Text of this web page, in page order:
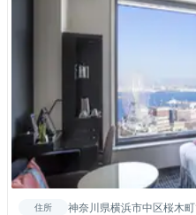
住所 神奈川県横浜市中区桜木